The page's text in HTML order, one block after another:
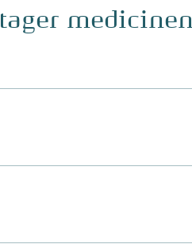
medicinen